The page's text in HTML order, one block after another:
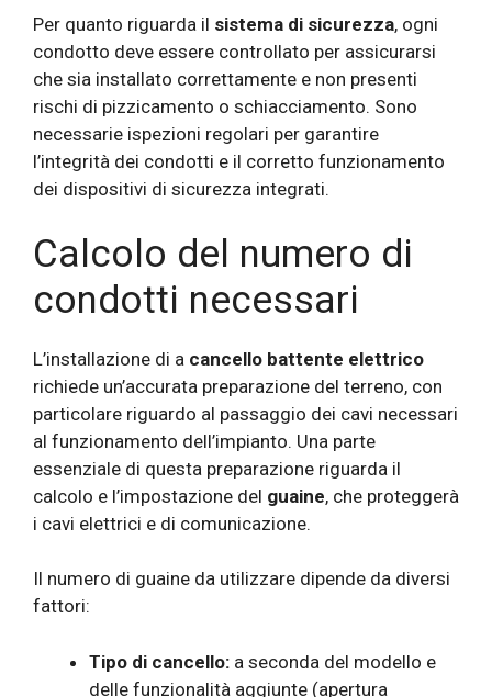
Per quanto riguarda il sistema di sicurezza, ogni
condotto deve essere controllato per assicurarsi
che sia installato correttamente e non presenti
rischi di pizzicamento o schiacciamento. Sono
necessarie ispezioni regolari per garantire
l’integrità dei condotti e il corretto funzionamento
dei dispositivi di sicurezza integrati.
Calcolo del numero di
condotti necessari
L’installazione di a cancello battente elettrico
richiede un’accurata preparazione del terreno, con
particolare riguardo al passaggio dei cavi necessari
al funzionamento dell’impianto. Una parte
essenziale di questa preparazione riguarda il
calcolo e l’impostazione del guaine, che proteggerà
i cavi elettrici e di comunicazione.
Il numero di guaine da utilizzare dipende da diversi
fattori:
Tipo di cancello: a seconda del modello e
delle funzionalità aggiunte (apertura